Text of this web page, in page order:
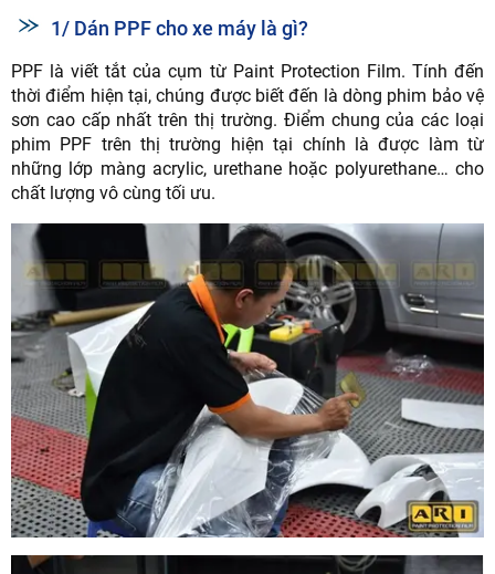
1/ Dán PPF cho xe máy là gì?
PPF là viết tắt của cụm từ Paint Protection Film. Tính đến
thời điểm hiện tại, chúng được biết đến là dòng phim bảo vệ
sơn cao cấp nhất trên thị trường. Điểm chung của các loại
phim PPF trên thị trường hiện tại chính là được làm từ
những lớp màng acrylic, urethane hoặc polyurethane… cho
chất lượng vô cùng tối ưu.